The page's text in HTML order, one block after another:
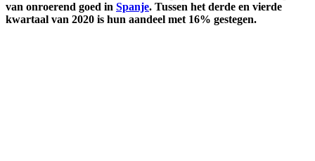
van onroerend goed in Spanje. Tussen het derde en vierde
kwartaal van 2020 is hun aandeel met 16% gestegen.